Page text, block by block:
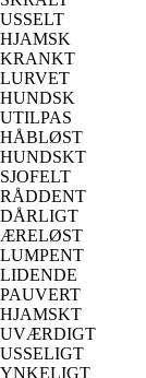
USSELT
HJAMSK
KRANKT
LURVET
HUNDSK
UTILPAS
HÅBLØST
HUNDSKT
SJOFELT
RÅDDENT
DÅRLIGT
ÆRELØST
LUMPENT
LIDENDE
PAUVERT
HJAMSKT
UVÆRDIGT
USSELIGT
YNKELIGT